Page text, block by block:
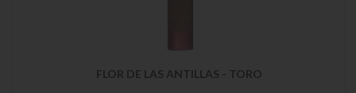
FLOR DE LAS ANTILLAS - TORO